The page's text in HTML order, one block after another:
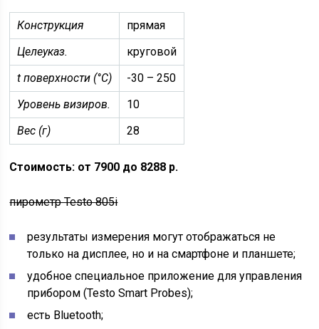
Конструкция
прямая
Целеуказ.
круговой
t поверхности (°C)
-30 – 250
Уровень визиров.
10
Вес (г)
28
Стоимость: от 7900 до 8288 р.
пирометр Testo 805i
результаты измерения могут отображаться не
только на дисплее, но и на смартфоне и планшете;
удобное специальное приложение для управления
прибором (Testo Smart Probes);
есть Bluetooth;